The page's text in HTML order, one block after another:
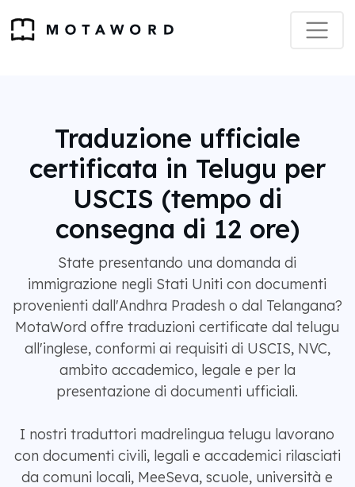
Traduzione ufficiale
certificata in Telugu per
USCIS (tempo di
consegna di 12 ore)
State presentando una domanda di
immigrazione negli Stati Uniti con documenti
provenienti dall'Andhra Pradesh o dal Telangana?
MotaWord offre traduzioni certificate dal telugu
all'inglese, conformi ai requisiti di USCIS, NVC,
ambito accademico, legale e per la
presentazione di documenti ufficiali.
I nostri traduttori madrelingua telugu lavorano
con documenti civili, legali e accademici rilasciati
da comuni locali, MeeSeva, scuole, università e